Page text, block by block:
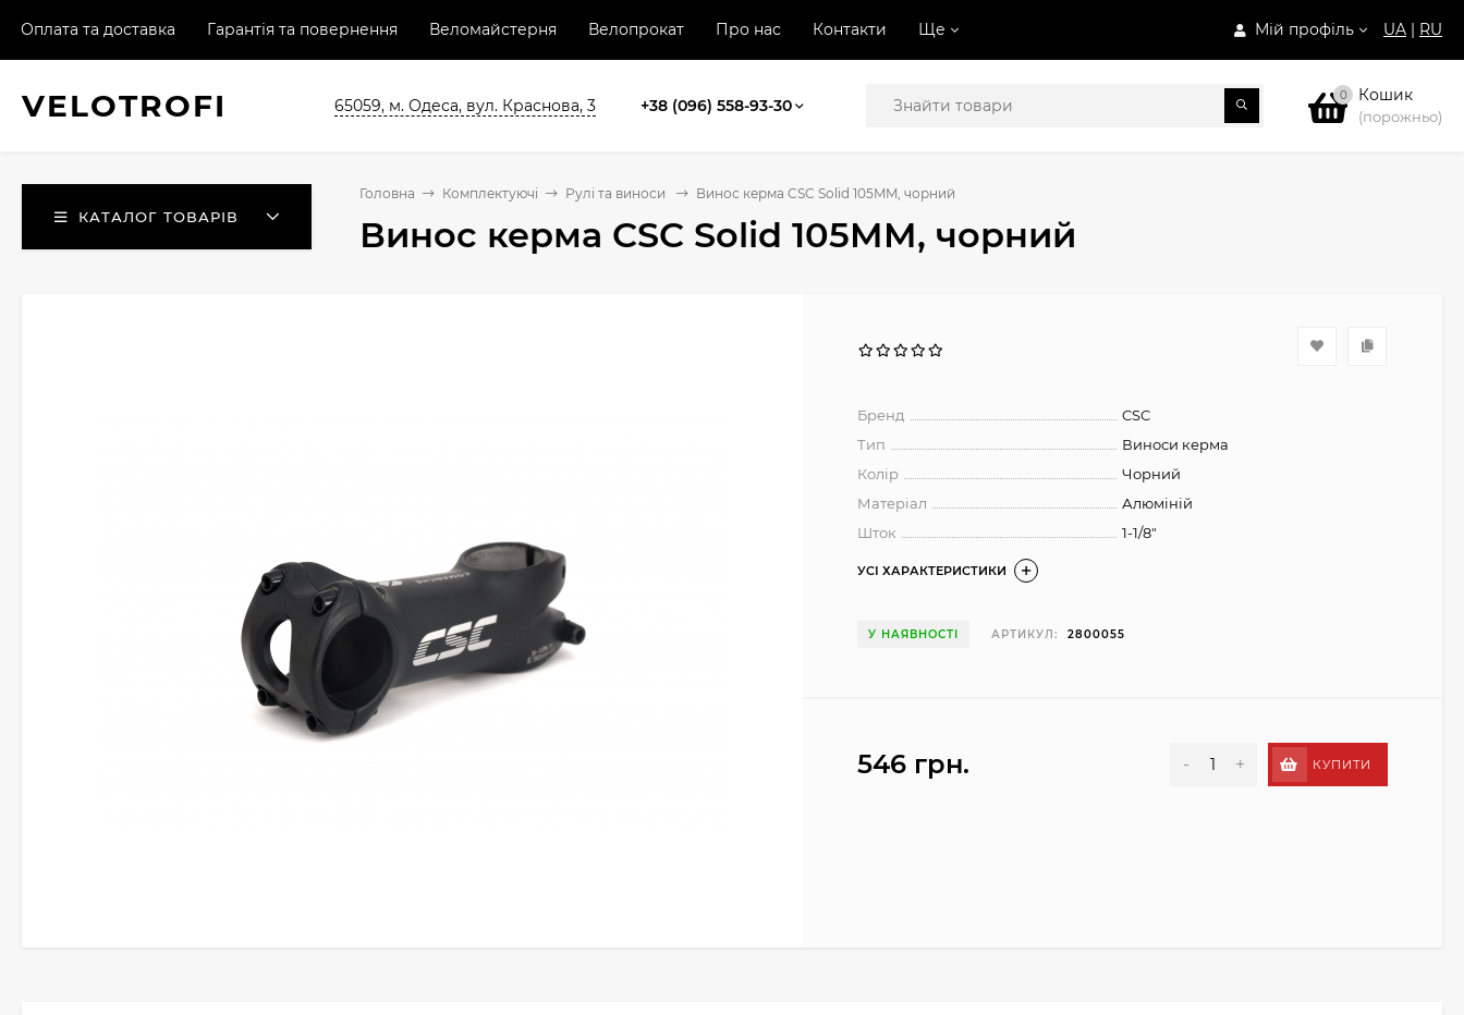
Мій профіль UA | RU
Оплата та доставка Гарантія та повернення Веломайстерня Велопрокат Про нас Контакти Ще
VELOTROFI 65059, м. Одеса, вул. Краснова, 3 +38 (096) 558-93-30 0 Кошик
(порожньо)
КАТАЛОГ ТОВАРІВ
Головна Комплектуючі Рулі та виноси Винос керма CSC Solid 105MM, чорний
Винос керма CSC Solid 105MM, чорний
Бренд
CSC
Тип
Виноси керма
Колір
Чорний
Матеріал
Алюміній
Шток
1-1/8"
УСІ ХАРАКТЕРИСТИКИ
У НАЯВНОСТІ АРТИКУЛ: 2800055
546 грн. - + КУПИТИ